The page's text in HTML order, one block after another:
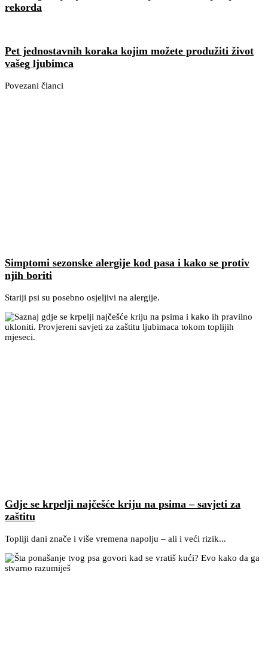
rekorda
Pet jednostavnih koraka kojim možete produžiti život
vašeg ljubimca
Povezani članci
Simptomi sezonske alergije kod pasa i kako se protiv
njih boriti
Stariji psi su posebno osjeljivi na alergije.
Gdje se krpelji najčešće kriju na psima – savjeti za
zaštitu
Topliji dani znače i više vremena napolju – ali i veći rizik...